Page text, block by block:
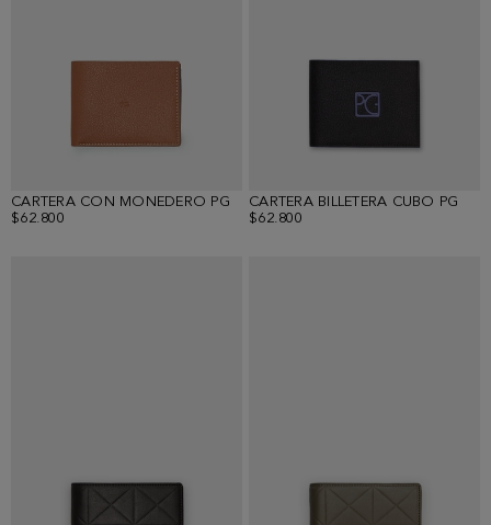
CARTERA CON MONEDERO PG
$62.800
CARTERA BILLETERA CUBO PG
$62.800